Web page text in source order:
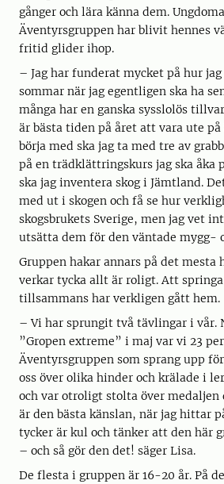
gånger och lära känna dem.
Äventyrsgruppen har blivit hennes
fritid glider ihop.
– Jag har funderat mycket på hur
sommar när jag egentligen ska ha
många har en ganska sysslolös
är bästa tiden på året att vara ute
börja med ska jag ta med tre av
på en trädklättringskurs jag ska åka
ska jag inventera skog i Jämtland.
med ut i skogen och få se hur
skogsbrukets Sverige, men jag vet
utsätta dem för den väntade mygg-
Gruppen hakar annars på det mesta
verkar tycka allt är roligt. Att
tillsammans har verkligen gått hem.
– Vi har sprungit två tävlingar i vår.
”Gropen extreme” i maj var vi 23
Äventyrsgruppen som sprang upp
oss över olika hinder och krälade i
och var otroligt stolta över
är den bästa känslan, när jag hittar
tycker är kul och tänker att den här
– och så gör den det! säger Lisa.
De flesta i gruppen är 16-20 år. På